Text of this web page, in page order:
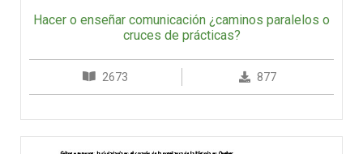
Hacer o enseñar comunicación ¿caminos paralelos o
cruces de prácticas?
2673 877